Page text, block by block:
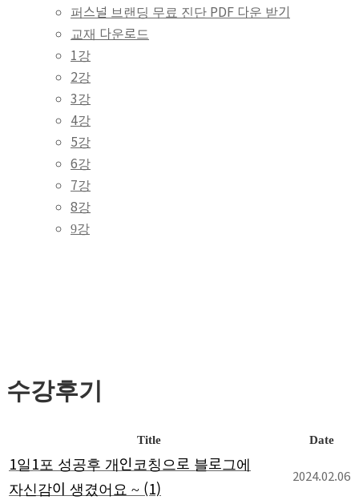
퍼스널 브랜딩 무료 진단 PDF 다운 받기
교재 다운로드
1강
2강
3강
4강
5강
6강
7강
8강
9강
수강후기
Title Date
1일1포 성공후 개인코칭으로 블로그에
자신감이 생겼어요 ~ (1)
2024.02.06